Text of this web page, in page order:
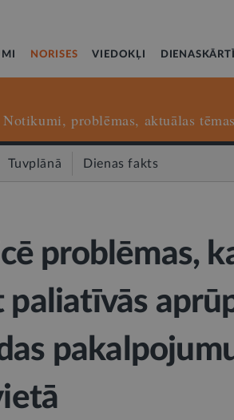
NORISES VIEDOKĻI
Notikumi, problēmas, aktuālas tēmas
Tuvplānā Dienas fakts
problēmas,
paliatīvās